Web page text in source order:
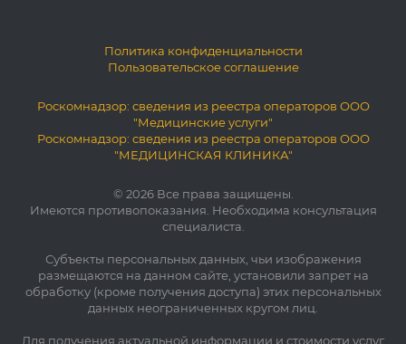
Политика конфиденциальности
Пользовательское соглашение
Роскомнадзор: сведения из реестра операторов ООО
"Медицинские услуги"
Роскомнадзор: сведения из реестра операторов ООО
"МЕДИЦИНСКАЯ КЛИНИКА"
© 2026 Все права защищены.
Имеются противопоказания. Необходима консультация
специалиста.
Субъекты персональных данных, чьи изображения
размещаются на данном сайте, установили запрет на
обработку (кроме получения доступа) этих персональных
данных неограниченных кругом лиц.
Для получения актуальной информации и стоимости услуг